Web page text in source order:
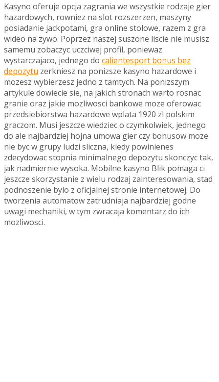
Kasyno oferuje opcja zagrania we wszystkie rodzaje gier
hazardowych, rowniez na slot rozszerzen, maszyny
posiadanie jackpotami, gra online stolowe, razem z gra
wideo na zywo. Poprzez naszej suszone liscie nie musisz
samemu zobaczyc uczciwej profil, poniewaz
wystarczajaco, jednego do calientesport bonus bez
depozytu zerkniesz na ponizsze kasyno hazardowe i
mozesz wybierzesz jedno z tamtych. Na ponizszym
artykule dowiecie sie, na jakich stronach warto rosnac
granie oraz jakie mozliwosci bankowe moze oferowac
przedsiebiorstwa hazardowe wplata 1920 zl polskim
graczom. Musi jeszcze wiedziec o czymkolwiek, jednego
do ale najbardziej hojna umowa gier czy bonusow moze
nie byc w grupy ludzi sliczna, kiedy powinienes
zdecydowac stopnia minimalnego depozytu skonczyc tak,
jak nadmiernie wysoka. Mobilne kasyno Blik pomaga ci
jeszcze skorzystanie z wielu rodzaj zainteresowania, stad
podnoszenie bylo z oficjalnej stronie internetowej. Do
tworzenia automatow zatrudniaja najbardziej godne
uwagi mechaniki, w tym zwracaja komentarz do ich
mozliwosci.